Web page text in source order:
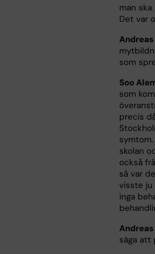
man
Det var
som
Soo
som
precis
skolan
också
så var
visste ju
inga
säga att